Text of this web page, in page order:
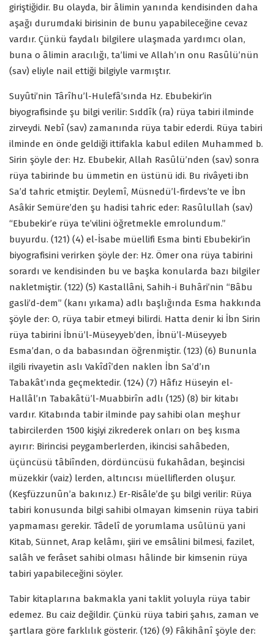
giriştiğidir. Bu olayda, bir âlimin yanında kendisinden daha
aşağı durumdaki birisinin de bunu yapabileceğine cevaz
vardır. Çünkü faydalı bilgilere ulaşmada yardımcı olan,
buna o âlimin aracılığı, ta’limi ve Allah’ın onu Rasûlü’nün
(sav) eliyle nail ettiği bilgiyle varmıştır.
Suyûti’nin Târîhu’l-Hulefâ’sında Hz. Ebubekir’in
biyografisinde şu bilgi verilir: Sıddîk (ra) rüya tabiri ilminde
zirveydi. Nebî (sav) zamanında rüya tabir ederdi. Rüya tabiri
ilminde en önde geldiği ittifakla kabul edilen Muhammed b.
Sirin şöyle der: Hz. Ebubekir, Allah Rasûlü’nden (sav) sonra
rüya tabirinde bu ümmetin en üstünü idi. Bu rivâyeti ibn
Sa’d tahric etmiştir. Deylemî, Müsnedü’l-firdevs’te ve İbn
Asâkir Semüre’den şu hadisi tahric eder: Rasûlullah (sav)
“Ebubekir’e rüya te’vilini öğretmekle emrolundum.”
buyurdu. (121) (4) el-İsabe müellifi Esma binti Ebubekir’in
biyografisini verirken şöyle der: Hz. Ömer ona rüya tabirini
sorardı ve kendisinden bu ve başka konularda bazı bilgiler
nakletmiştir. (122) (5) Kastallâni, Sahih-i Buhâri’nin “Bâbu
gasli’d-dem” (kanı yıkama) adlı başlığında Esma hakkında
şöyle der: O, rüya tabir etmeyi bilirdi. Hatta denir ki İbn Sirin
rüya tabirini İbnü’l-Müseyyeb’den, İbnü’l-Müseyyeb
Esma’dan, o da babasından öğrenmiştir. (123) (6) Bununla
ilgili rivayetin aslı Vakîdî’den naklen İbn Sa’d’ın
Tabakât’ında geçmektedir. (124) (7) Hâfız Hüseyin el-
Hallâl’ın Tabakâtü’l-Muabbirîn adlı (125) (8) bir kitabı
vardır. Kitabında tabir ilminde pay sahibi olan meşhur
tabircilerden 1500 kişiyi zikrederek onları on beş kısma
ayırır: Birincisi peygamberlerden, ikincisi sahâbeden,
üçüncüsü tâbiînden, dördüncüsü fukahâdan, beşincisi
müzekkir (vaiz) lerden, altıncısı müelliflerden oluşur.
(Keşfüzzunûn’a bakınız.) Er-Risâle’de şu bilgi verilir: Rüya
tabiri konusunda bilgi sahibi olmayan kimsenin rüya tabiri
yapmaması gerekir. Tâdelî de yorumlama usûlünü yani
Kitab, Sünnet, Arap kelâmı, şiiri ve emsâlini bilmesi, fazilet,
salâh ve ferâset sahibi olması hâlinde bir kimsenin rüya
tabiri yapabileceğini söyler.
Tabir kitaplarına bakmakla yani taklit yoluyla rüya tabir
edemez. Bu caiz değildir. Çünkü rüya tabiri şahıs, zaman ve
şartlara göre farklılık gösterir. (126) (9) Fâkihânî şöyle der: